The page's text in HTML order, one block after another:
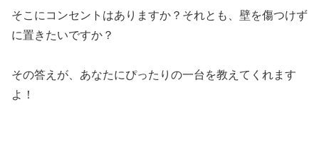
そこにコンセントはありますか？それとも、壁を傷つけず
に置きたいですか？
その答えが、あなたにぴったりの一台を教えてくれます
よ！